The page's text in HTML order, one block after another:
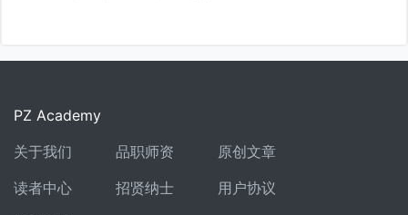
PZ Academy
关于我们
品职师资
原创文章
读者中心
招贤纳士
用户协议